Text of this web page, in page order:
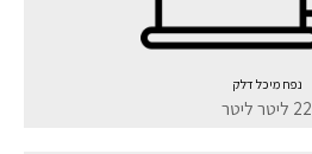
נפח מיכל דלק
22 ליטר ליטר